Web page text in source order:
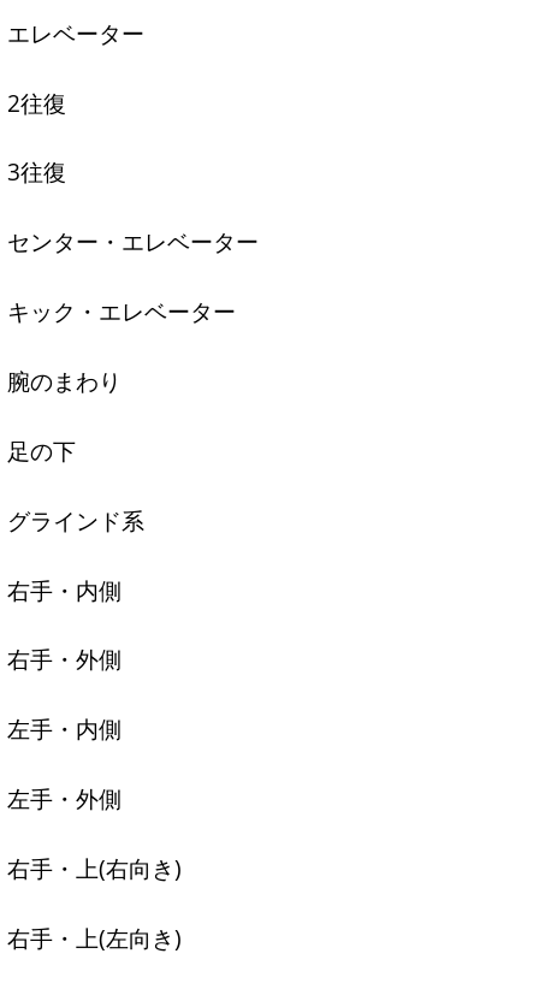
エレベーター
2往復
3往復
センター・エレベーター
キック・エレベーター
腕のまわり
足の下
グラインド系
右手・内側
右手・外側
左手・内側
左手・外側
右手・上(右向き)
右手・上(左向き)